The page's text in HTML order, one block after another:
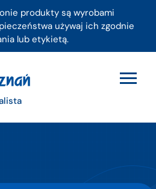
produkty są wyrobami
używaj ich zgodnie
lub etykietą.